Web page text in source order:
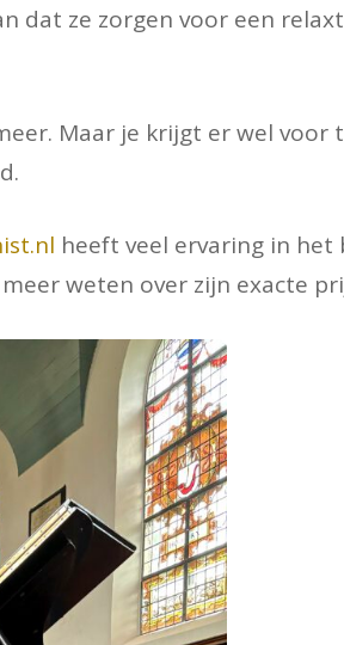
dat ze zorgen voor een
Maar je krijgt er wel
heeft veel ervaring in het
weten over zijn exacte